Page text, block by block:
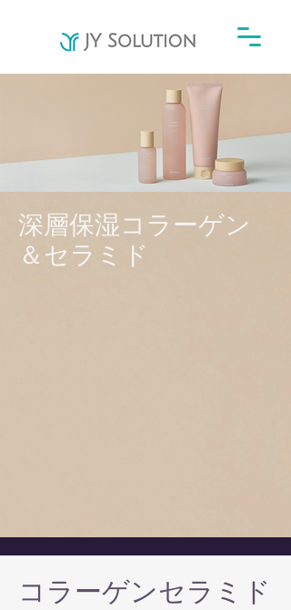
深層保湿コラーゲン
＆セラミド
コラーゲンセラミド